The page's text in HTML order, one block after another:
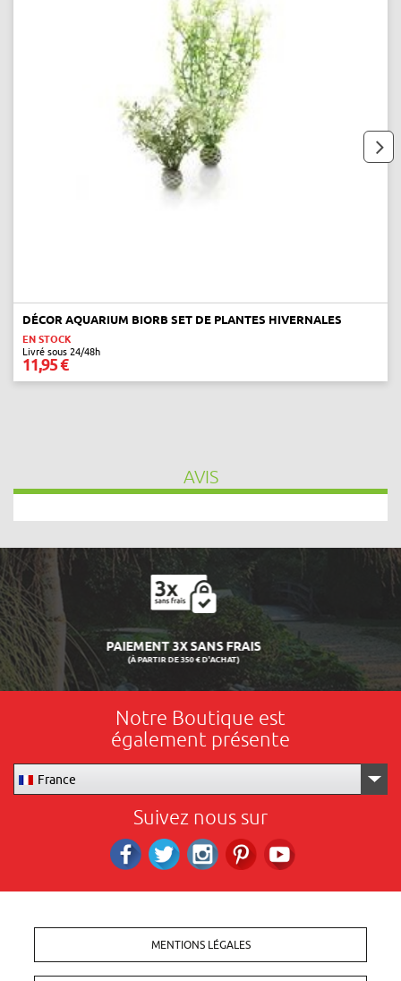
DÉCOR AQUARIUM BIORB SET DE PLANTES HIVERNALES
EN STOCK
Livré sous 24/48h
11,95 €
AVIS
LIVRAISON 24/48H
Notre Boutique est
également présente
France
Suivez nous sur
MENTIONS LÉGALES